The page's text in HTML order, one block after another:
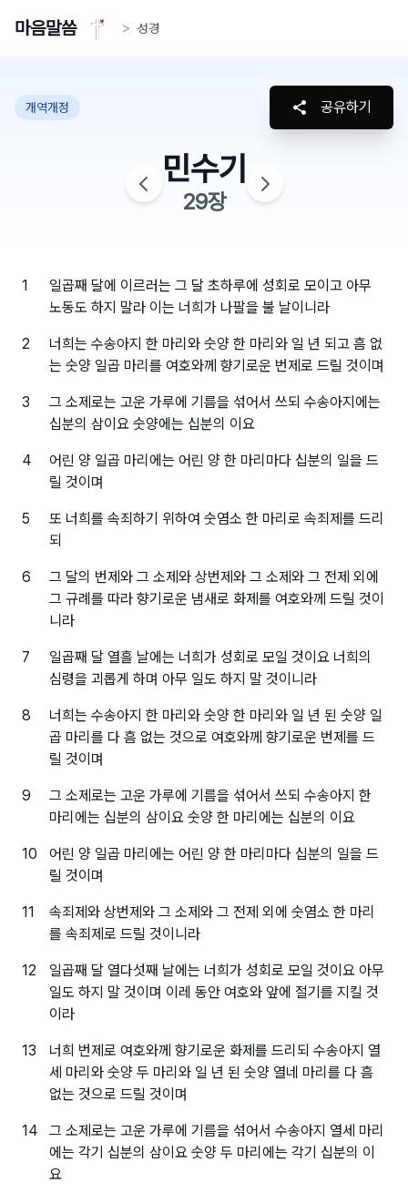
마음말씀 > 성경
개역개정 공유하기
민수기
29장
1
일곱째 달에 이르러는 그 달 초하루에 성회로 모이고 아무
노동도 하지 말라 이는 너희가 나팔을 불 날이니라
2
너희는 수송아지 한 마리와 숫양 한 마리와 일 년 되고 흠 없
는 숫양 일곱 마리를 여호와께 향기로운 번제로 드릴 것이며
3
그 소제로는 고운 가루에 기름을 섞어서 쓰되 수송아지에는
십분의 삼이요 숫양에는 십분의 이요
4
어린 양 일곱 마리에는 어린 양 한 마리마다 십분의 일을 드
릴 것이며
5
또 너희를 속죄하기 위하여 숫염소 한 마리로 속죄제를 드리
되
6
그 달의 번제와 그 소제와 상번제와 그 소제와 그 전제 외에
그 규례를 따라 향기로운 냄새로 화제를 여호와께 드릴 것이
니라
7
일곱째 달 열흘 날에는 너희가 성회로 모일 것이요 너희의
심령을 괴롭게 하며 아무 일도 하지 말 것이니라
8
너희는 수송아지 한 마리와 숫양 한 마리와 일 년 된 숫양 일
곱 마리를 다 흠 없는 것으로 여호와께 향기로운 번제를 드
릴 것이며
9
그 소제로는 고운 가루에 기름을 섞어서 쓰되 수송아지 한
마리에는 십분의 삼이요 숫양 한 마리에는 십분의 이요
10
어린 양 일곱 마리에는 어린 양 한 마리마다 십분의 일을 드
릴 것이며
11
속죄제와 상번제와 그 소제와 그 전제 외에 숫염소 한 마리
를 속죄제로 드릴 것이니라
12
일곱째 달 열다섯째 날에는 너희가 성회로 모일 것이요 아무
일도 하지 말 것이며 이레 동안 여호와 앞에 절기를 지킬 것
이라
13
너희 번제로 여호와께 향기로운 화제를 드리되 수송아지 열
세 마리와 숫양 두 마리와 일 년 된 숫양 열네 마리를 다 흠
없는 것으로 드릴 것이며
14
그 소제로는 고운 가루에 기름을 섞어서 수송아지 열세 마리
에는 각기 십분의 삼이요 숫양 두 마리에는 각기 십분의 이
요